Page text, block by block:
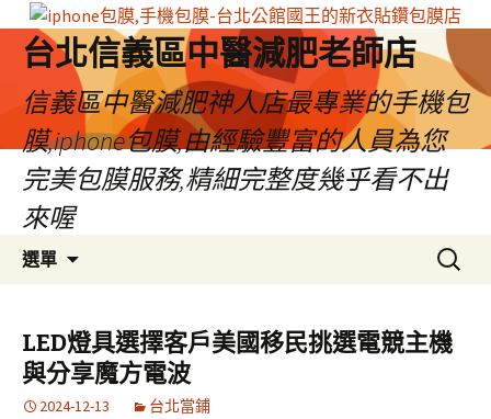
台北信義區中醫減肥老師店
信義區中醫減肥神人店最專業的手機包
膜,iphone包膜,由經驗豐富的人員為您
完美包膜服務,精細完整度幾乎看不出
來喔
選單
容
區
搜
尋
鍵
字:
LED燈具選擇客戶美國移民挑選電競主機
與分享魔方電波
2024-12-13 台北當鋪